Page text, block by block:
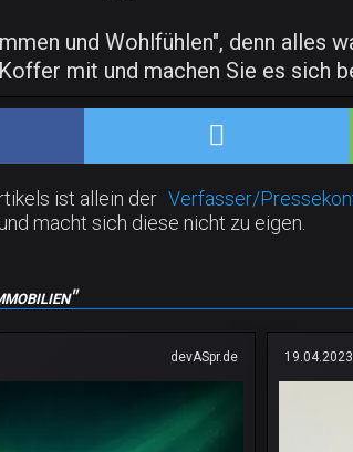
und Wohlfühlen", denn alles
mit und machen Sie es sich
ist allein der Verfasser/
macht sich diese nicht zu eigen.
devASpr.de 19.04.2023